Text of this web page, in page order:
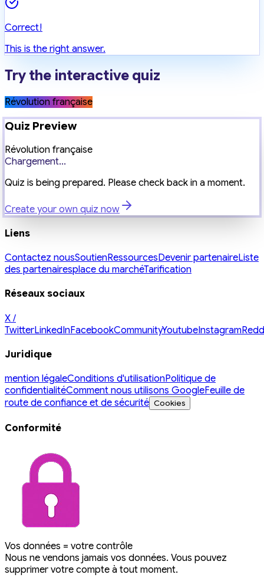
Correct!
This is the right answer.
Try the interactive quiz
Révolution française
Quiz Preview
Révolution française
Chargement...
Quiz is being prepared. Please check back in a moment.
Create your own quiz now
Liens
Contactez nousSoutienRessourcesDevenir partenaireListe
des partenairesplace du marchéTarification
Réseaux sociaux
X /
TwitterLinkedInFacebookCommunityYoutubeInstagram
Juridique
mention légaleConditions d'utilisationPolitique de
confidentialitéComment nous utilisons GoogleFeuille de
route de confiance et de sécurité Cookies
Conformité
Vos données = votre contrôle
Nous ne vendons jamais vos données. Vous pouvez
supprimer votre compte à tout moment.